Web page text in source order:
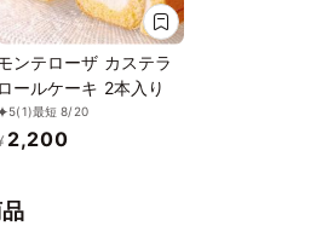
ンテローザ カステラ
ロールケーキ 2本入り
5(1)最短 8/20
2,200